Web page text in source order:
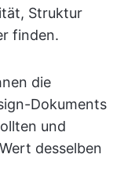
Struktur
finden.
die
Dokuments
und
desselben